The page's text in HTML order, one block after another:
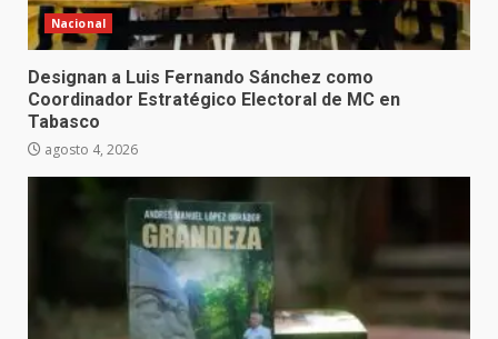
Nacional
Designan a Luis Fernando Sánchez como
Coordinador Estratégico Electoral de MC en
Tabasco
agosto 4, 2026